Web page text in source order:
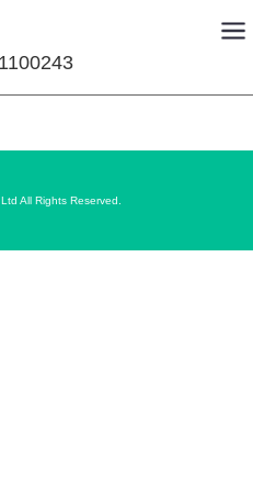
1100243
All Rights Reserved.